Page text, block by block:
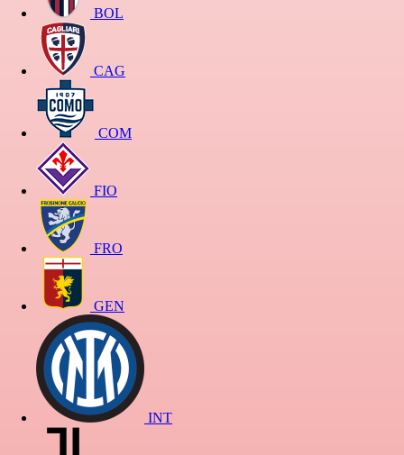
BOL
CAG
COM
FIO
FRO
GEN
INT